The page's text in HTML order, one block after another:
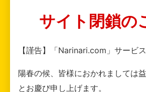
サイト閉鎖の
【謹告】「Narinari.com」サービ
陽春の候、皆様におかれましては
とお慶び申し上げます。